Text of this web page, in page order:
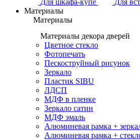
Для шкафа-купе
Для
Материалы
Материалы
Материалы декора дверей
Цветное стекло
Фотопечать
Пескоструйный рисунок
Зеркало
Пластик SIBU
ЛДСП
МДФ в пленке
Зеркало сатин
МДФ эмаль
Алюминевая рамка +
Алюминевая рамка +